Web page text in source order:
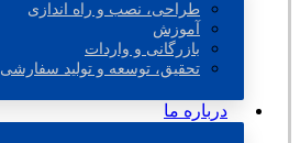
طراحی، نصب و راه اندازی
آموزش
بازرگانی و واردات
تحقیق، توسعه و تولید سفارشی
درباره ما